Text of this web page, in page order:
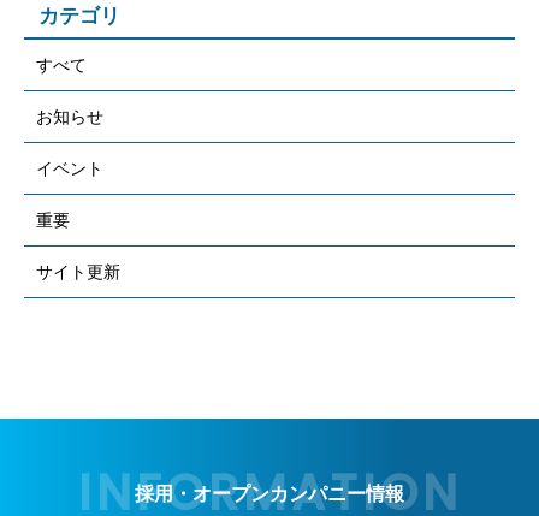
カテゴリ
すべて
お知らせ
イベント
重要
サイト更新
採用・オープンカンパニー情報